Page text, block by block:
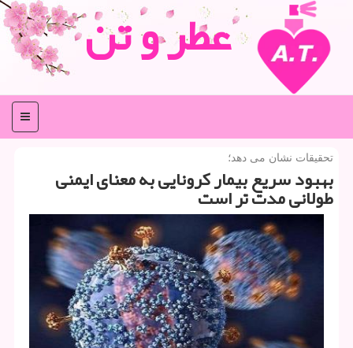
عطر و تن
منو
تحقیقات نشان می دهد؛
بهبود سریع بیمار كرونایی به معنای ایمنی
طولانی مدت تر است